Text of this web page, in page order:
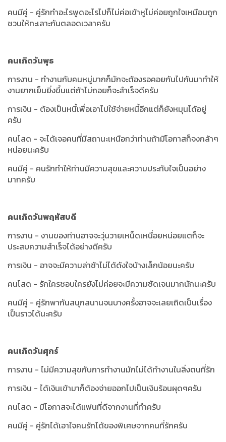
คนมีคู่ - คู่รักทำอะไรพูดอะไรไปก็ไม่ค่อเข้าหูไม่ค่อยถูกใจเหมือนถูก
ชวนให้ทะเลาะกันตลอดเวลาครับ
คนเกิดวันพุธ
การงาน - ทำงานกับคนหมู่มากก็มักจะต้องรอคอยกันไปกันมาทำให้
งานยากเย็นยิ่งขึ้นแต่ถ้าไม่ถอยก็จะสำเร็จดีครับ
การเงิน - ต้องเป็นหนี้เพื่อเอาไปใช้จ่ายหนี้อีกแต่ก็ยังหมุนได้อยู่
ครับ
คนโสด - จะได้เจอคนที่มีสถานะเหนือกว่าท่านถ้ามีโอกาสก็จงกล้าๆ
หน่อยนะครับ
คนมีคู่ - คนรักทำให้ท่านมีความสุขและความประทับใจเป็นอย่าง
มากครับ
คนเกิดวันพฤหัสบดี
การงาน - งานของท่านอาจจะวุ่นวายเหน็ดเหนื่อยหน่อยแตก็จะ
ประสบความสำเร็จได้อย่างดีครับ
การเงิน - อาจจะมีความล่าช้าไม่ได้ดังใจบ้างเล็กน้อยนะครับ
คนโสด - รักใครชอบใครยังไม่ค่อยจะมีความชัดเจนมากนักนะครับ
คนมีคู่ - คู่รักพากันสนุกสนานจนบางครั้งอาจจะเลยเถิดเป็นเรื่อง
เป็นราวได้นะครับ
คนเกิดวันศุกร์
การงาน - ไม่มีความสุขกับการทำงานมักไม่ได้ทำงานในสิ่งตนที่รัก
การเงิน - ได้เงินเข้ามาก็ต้องจ่ายออกไปเป็นเงินร้อนผุดๆครับ
คนโสด - มีโอกาสจะได้แฟนที่ดีจากงานที่ทำครับ
คนมีคู่ - คู่รักได้เอาใจคนรักได้ของพิเศษจากคนที่รักครับ